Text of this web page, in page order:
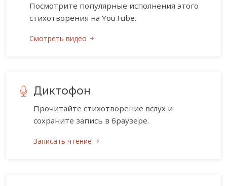
Посмотрите популярные исполнения этого
стихотворения на YouTube.
Смотреть видео
Диктофон
Прочитайте стихотворение вслух и
сохраните запись в браузере.
Записать чтение